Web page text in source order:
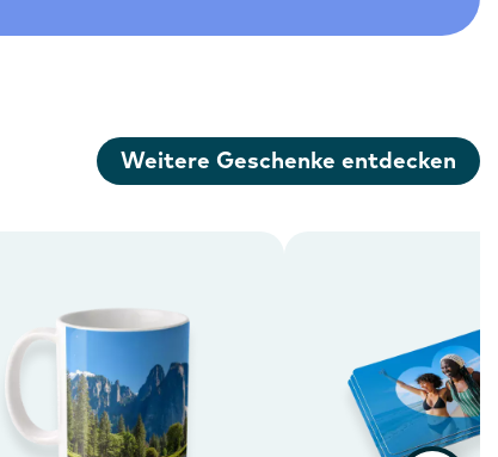
Weitere Geschenke entdecken